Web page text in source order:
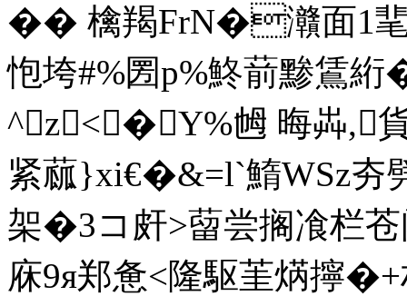
�� 檎羯FrN�灨面1
怉垮#%圐p%鮗葥黪
^z<�Y%乸 晦芔,
紧蓏}xi€�&=l`鰖WSz夯
架�3コ皯>蒥尝搁飡栏
庥9я郑惫<隆駆茥焫擰